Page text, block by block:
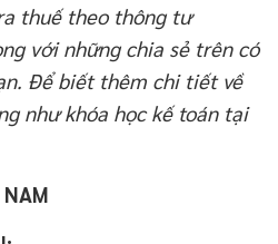
thuế theo thông tư
với những chia sẻ trên có
Để biết thêm chi tiết về
như khóa học kế toán tại